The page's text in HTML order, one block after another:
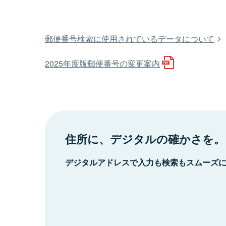
郵便番号検索に使用されているデータについて
2025年度版郵便番号の変更案内
住所に、デジタルの確かさを。
デジタルアドレスで入力も検索もスムーズ